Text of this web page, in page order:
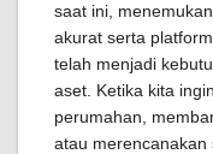
saat ini,
akurat serta
telah menjadi
aset. Ketika kita
perumahan,
atau merencanakan